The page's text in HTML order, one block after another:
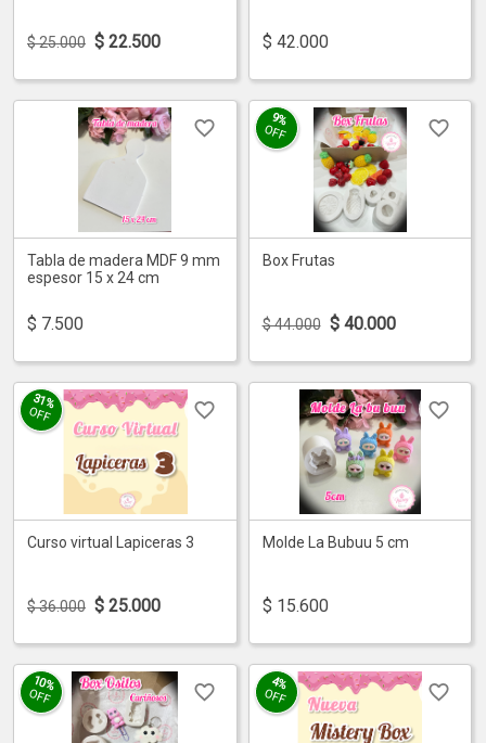
$ 25.000 $ 22.500 $ 42.000
Tabla de madera MDF 9 mm
espesor 15 x 24 cm
$ 7.500
9%
OFF
Box Frutas
$ 44.000 $ 40.000
31%
OFF
Curso virtual Lapiceras 3
$ 36.000 $ 25.000
Molde La Bubuu 5 cm
$ 15.600
10%
OFF
4%
OFF